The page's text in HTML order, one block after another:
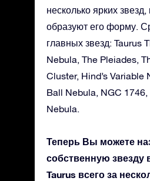
несколько ярких
образуют его форму.
главных звезд: Taurus
Nebula, The Pleiades,
Cluster, Hind’s Variable
Ball Nebula, NGC
Nebula.
Теперь Вы можете
собственную звезду
Taurus всего за